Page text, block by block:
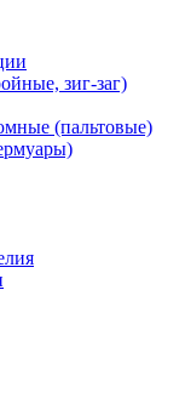
зиг-заг)
(пальтовые)